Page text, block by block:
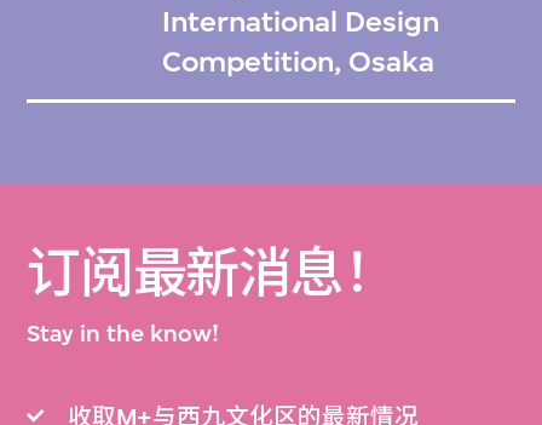
International Design
Competition, Osaka
订阅最新消息！
Stay in the know!
收取M+与西九文化区的最新情况